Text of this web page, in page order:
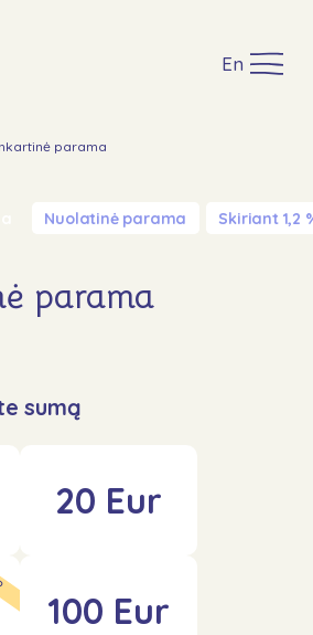
En
Apie
projektai
Paremti
Lopšinės
DUK
parama
Nuolatinė parama Skiriant 1,2
parama
sumą
20 Eur
100 Eur